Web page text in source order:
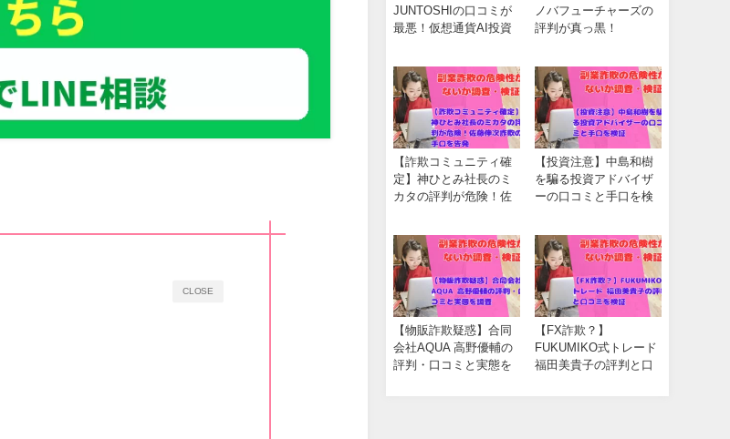
CLOSE
JUNTOSHIの口コミが
最悪！仮想通貨AI投資
ノバフューチャーズの
評判が真っ黒！
【詐欺コミュニティ確
定】神ひとみ社長のミ
カタの評判が危険！佐
【投資注意】中島和樹
を騙る投資アドバイザ
ーの口コミと手口を検
【物販詐欺疑惑】合同
会社AQUA 高野優輔の
評判・口コミと実態を
【FX詐欺？】
FUKUMIKO式トレード
福田美貴子の評判と口